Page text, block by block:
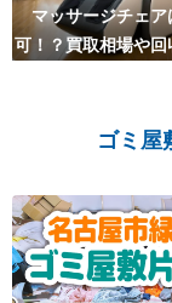
マッサージチェ
可！？買取相場や
ゴミ屋